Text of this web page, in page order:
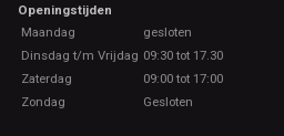
Openingstijden
Maandag
gesloten
Dinsdag t/m Vrijdag 09:30 tot 17.30
Zaterdag
09:00 tot 17:00
Zondag
Gesloten